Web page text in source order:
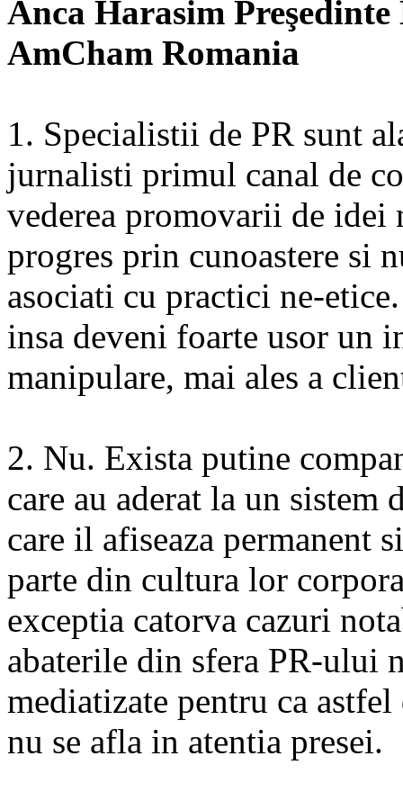
Anca Harasim
AmCham Romania
1. Specialistii de PR sunt
jurnalisti primul canal de
vederea promovarii de idei
progres prin cunoastere si
asociati cu practici ne-
insa deveni foarte usor un
manipulare, mai ales a
2. Nu. Exista putine
care au aderat la un sistem
care il afiseaza permanent
parte din cultura lor
exceptia catorva cazuri
abaterile din sfera PR-ului
mediatizate pentru ca astfel
nu se afla in atentia presei.